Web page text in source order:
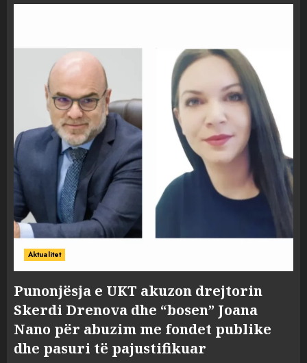
Aktualitet
Punonjësja e UKT akuzon drejtorin
Skerdi Drenova dhe “bosen” Joana
Nano për abuzim me fondet publike
dhe pasuri të pajustifikuar